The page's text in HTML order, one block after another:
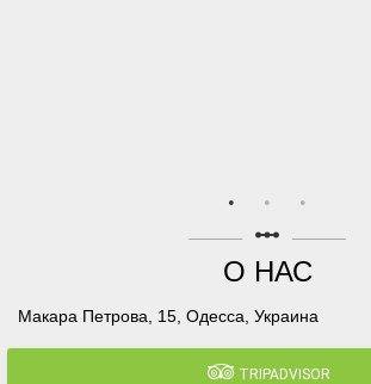
linear_scale
О НАС
Макара Петрова, 15, Одесса, Украина
TRIPADVISOR